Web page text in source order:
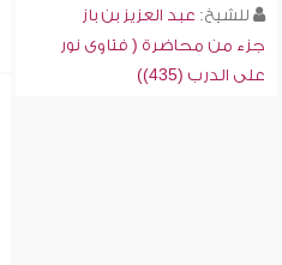
للشيخ: عبد العزيز بن باز
جزء من محاضرة ( فتاوى نور
على الدرب (435))